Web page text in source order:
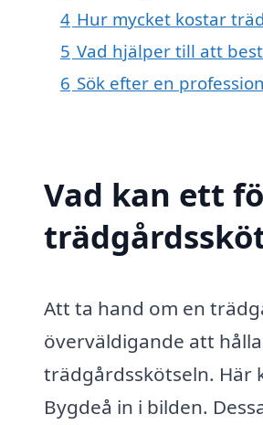
4 Hur mycket kostar
5 Vad hjälper till att
6 Sök efter en
Vad kan ett
Att ta hand om en
överväldigande att
trädgårdsskötseln. Här
Bygdeå in i bilden.